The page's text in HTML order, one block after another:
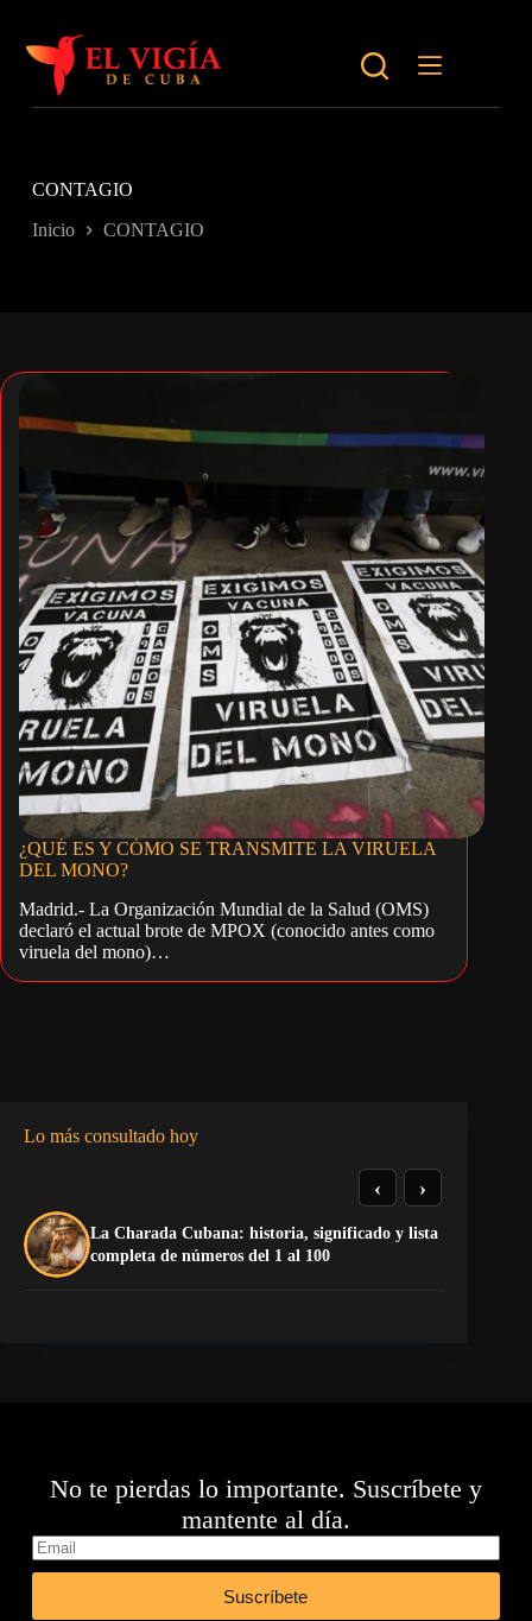
contenido
CONTAGIO
Inicio CONTAGIO
¿QUÉ ES Y CÓMO SE TRANSMITE LA VIRUELA
DEL MONO?
Madrid.- La Organización Mundial de la Salud (OMS)
declaró el actual brote de MPOX (conocido antes como
viruela del mono)…
Lo más consultado hoy
La Charada Cubana: historia, significado y lista
completa de números del 1 al 100
‹ ›
No te pierdas lo importante. Suscríbete y
mantente al día.
Suscríbete